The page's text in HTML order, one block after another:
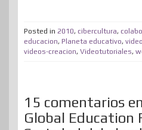
t
e
b
o
e
d
e
r
t
a
m
p
a
i
r
Posted in 2010, cibercultura,
educacion, Planeta educativo,
videos-creacion, Videotutoriales,
15 comentarios
Global Education